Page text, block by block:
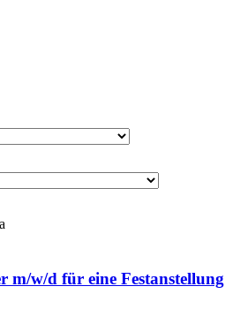
m/w/d für eine Festanstellung